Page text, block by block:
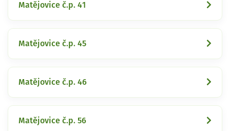
Matějovice č.p. 41
Matějovice č.p. 45
Matějovice č.p. 46
Matějovice č.p. 56